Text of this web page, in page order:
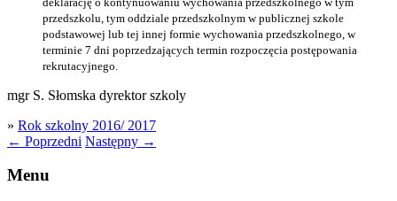
przedszkolu, tym oddziale przedszkolnym w publicznej szkole
podstawowej lub tej innej formie wychowania przedszkolnego, w
terminie 7 dni poprzedzających termin rozpoczęcia postępowania
rekrutacyjnego.
mgr S. Słomska dyrektor szkoly
» Rok szkolny 2016/ 2017
← Poprzedni Następny →
Menu